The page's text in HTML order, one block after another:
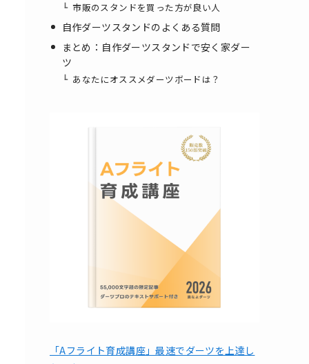
市販のスタンドを買った方が良い人
自作ダーツスタンドのよくある質問
まとめ：自作ダーツスタンドで安く家ダー
ツ
あなたにオススメダーツボードは？
「Aフライト育成講座」最速でダーツを上達し